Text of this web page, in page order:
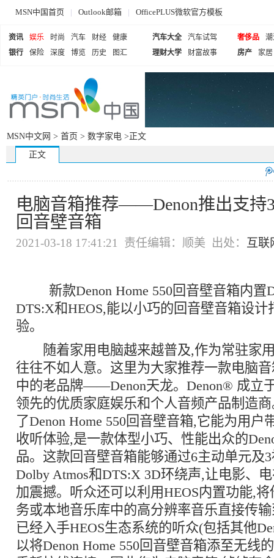
MSN中国首页 | Outlook邮箱 | OfficePLUS微软官方模板
资讯 娱乐 时尚 汽车 财经
健康
银行
保险 深度 博览 历史 图汇
汽车大全
汽车试驾
理财大学
财富故事
奢侈品
房产
家居
MSN中文网 > 首页 > 数字家电 >正文
正文
电脑音箱推荐——Denon推出支持
回音壁音箱
2021-03-18 17:41:21 责任编辑：顺美 出处： 互联
新款Denon Home 550回音壁音箱内置
DTS:X和HEOS,能以小巧的回音壁音箱设计
验。
随着家用电脑越来越普及,作为常驻家
往往不如人意。这里为大家推荐一款电脑
中的老品牌——Denon天龙。Denon® 成立
领先的优质家庭娱乐和个人音频产品制造
了Denon Home 550回音壁音箱,它能为用户
收听体验,是一款体型小巧、性能出众的
品。这款回音壁音箱能够通过6主动单元及
Dolby Atmos和DTS:X 3D环绕声,让电影、
加震撼。听众还可以利用HEOS内置功能,
务或本地音乐库中的高分辨率音乐直接传
已经入手HEOS生态系统的听众(包括其他
以将Denon Home 550回音壁音箱添至无线